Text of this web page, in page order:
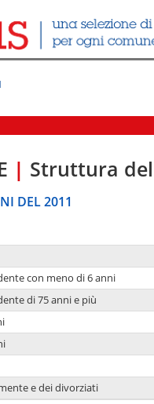
| Struttura
DEL 2011
con meno di 6 anni
di 75 anni e più
e dei divorziati